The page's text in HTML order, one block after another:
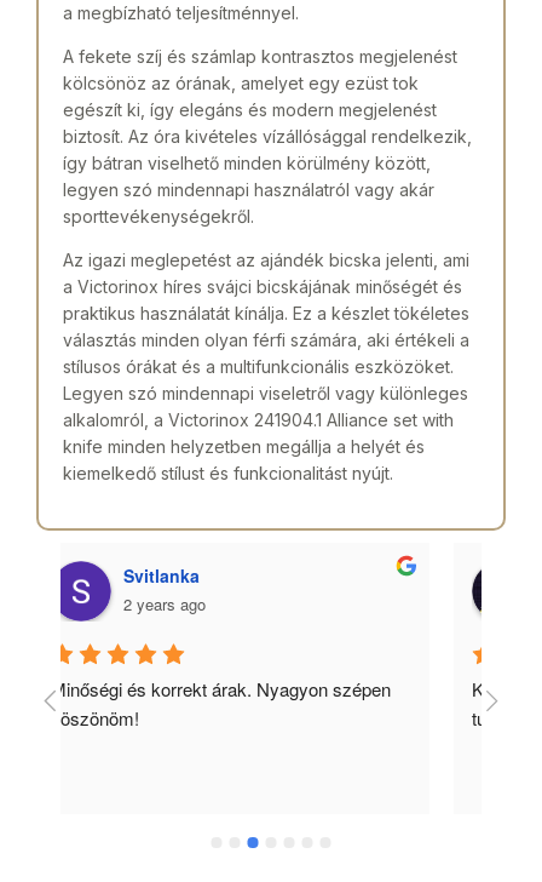
a megbízható teljesítménnyel.
A fekete szíj és számlap kontrasztos megjelenést
kölcsönöz az órának, amelyet egy ezüst tok
egészít ki, így elegáns és modern megjelenést
biztosít. Az óra kivételes vízállósággal rendelkezik,
így bátran viselhető minden körülmény között,
legyen szó mindennapi használatról vagy akár
sporttevékenységekről.
Az igazi meglepetést az ajándék bicska jelenti, ami
a Victorinox híres svájci bicskájának minőségét és
praktikus használatát kínálja. Ez a készlet tökéletes
választás minden olyan férfi számára, aki értékeli a
stílusos órákat és a multifunkcionális eszközöket.
Legyen szó mindennapi viseletről vagy különleges
alkalomról, a Victorinox 241904.1 Alliance set with
knife minden helyzetben megállja a helyét és
kiemelkedő stílust és funkcionalitást nyújt.
Laszlo Lencses
2 years ago
Kedves, gyors és megbízható. Csak ajánlani
tudom 😉!